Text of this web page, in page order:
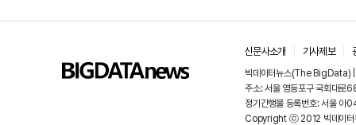
신문사소개 기사제보
빅데이터뉴스(The BigData) |
주소: 서울 영등포구 국회
정기간행물 등록번호: 서울
Copyright ⓒ 2012 빅데이